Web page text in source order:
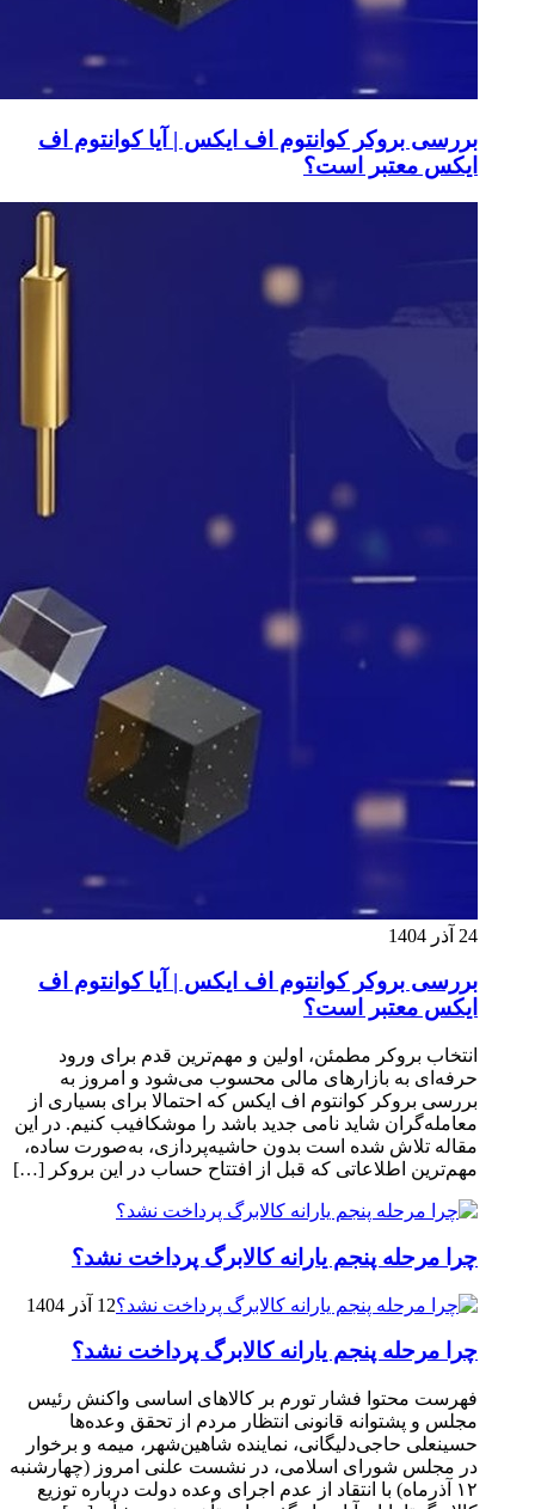
بررسی بروکر کوانتوم اف ایکس | آیا کوانتوم اف
ایکس معتبر است؟
24 آذر 1404
بررسی بروکر کوانتوم اف ایکس | آیا کوانتوم اف
ایکس معتبر است؟
انتخاب بروکر مطمئن، اولین و مهم‌ترین قدم برای ورود
حرفه‌ای به بازارهای مالی محسوب می‌شود و امروز به
بررسی بروکر کوانتوم اف ایکس که احتمالا برای بسیاری از
معامله‌گران شاید نامی جدید باشد را موشکافیب کنیم. در این
مقاله تلاش شده است بدون حاشیه‌پردازی، به‌صورت ساده،
مهم‌ترین اطلاعاتی که قبل از افتتاح حساب در این بروکر […]
چرا مرحله پنجم یارانه کالابرگ پرداخت نشد؟
12 آذر 1404
چرا مرحله پنجم یارانه کالابرگ پرداخت نشد؟
فهرست محتوا فشار تورم بر کالاهای اساسی واکنش رئیس
مجلس و پشتوانه قانونی انتظار مردم از تحقق وعده‌ها
حسینعلی حاجی‌دلیگانی، نماینده شاهین‌شهر، میمه و برخوار
در مجلس شورای اسلامی، در نشست علنی امروز (چهارشنبه
۱۲ آذرماه) با انتقاد از عدم اجرای وعده دولت درباره توزیع